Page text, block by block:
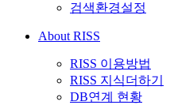
검색환경설정
About RISS
RISS 이용방법
RISS 지식더하기
DB연계 현황